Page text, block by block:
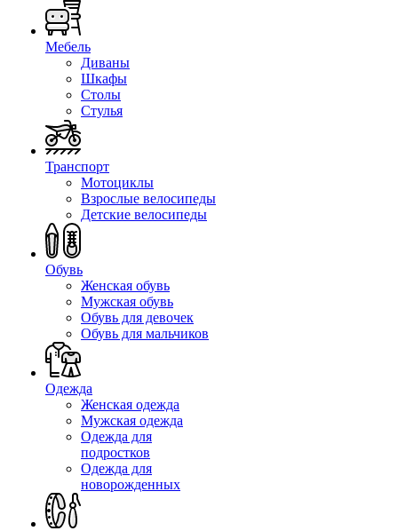
Мебель
Диваны
Шкафы
Столы
Стулья
Транспорт
Мотоциклы
Взрослые велосипеды
Детские велосипеды
Обувь
Женская обувь
Мужская обувь
Обувь для девочек
Обувь для мальчиков
Одежда
Женская одежда
Мужская одежда
Одежда для
подростков
Одежда для
новорожденных